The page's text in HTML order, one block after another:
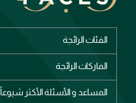
الفئات الرائجة
الأكثر مبيعاً
الماركات الرائجة
المساعد و الأسئلة الأكثر شيوعاً